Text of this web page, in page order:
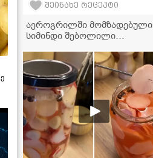
შეინახე რეცეპტი
აეროგრილში მომზადებული
სიმინდი შებოლილი